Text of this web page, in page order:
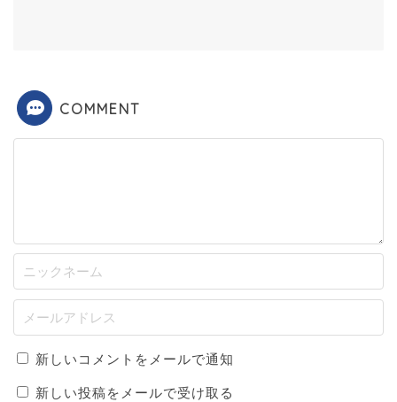
COMMENT
新しいコメントをメールで通知
新しい投稿をメールで受け取る